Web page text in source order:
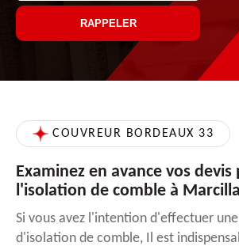
COUVREUR BORDEAUX 33
Examinez en avance vos devis
l'isolation de comble à
Si vous avez l'intention d'effectuer
d'isolation de comble, Il est